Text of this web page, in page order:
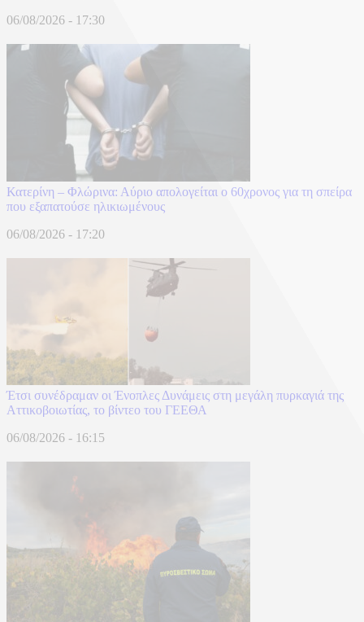
06/08/2026 - 17:30
Κατερίνη – Φλώρινα: Αύριο απολογείται ο 60χρονος για τη σπείρα
που εξαπατούσε ηλικιωμένους
06/08/2026 - 17:20
Έτσι συνέδραμαν οι Ένοπλες Δυνάμεις στη μεγάλη πυρκαγιά της
Αττικοβοιωτίας, το βίντεο του ΓΕΕΘΑ
06/08/2026 - 16:15